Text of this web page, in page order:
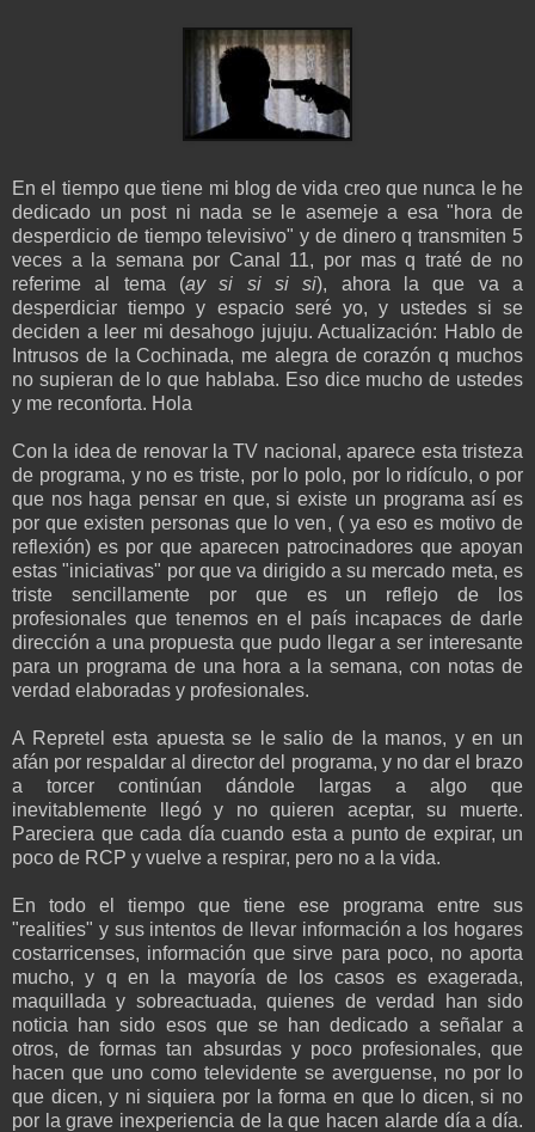
En el tiempo que tiene mi blog de vida creo que nunca le he
dedicado un post ni nada se le asemeje a esa "hora de
desperdicio de tiempo televisivo" y de dinero q transmiten 5
veces a la semana por Canal 11, por mas q traté de no
referime al tema (ay si si si si), ahora la que va a
desperdiciar tiempo y espacio seré yo, y ustedes si se
deciden a leer mi desahogo jujuju. Actualización: Hablo de
Intrusos de la Cochinada, me alegra de corazón q muchos
no supieran de lo que hablaba. Eso dice mucho de ustedes
y me reconforta. Hola
Con la idea de renovar la TV nacional, aparece esta tristeza
de programa, y no es triste, por lo polo, por lo ridículo, o por
que nos haga pensar en que, si existe un programa así es
por que existen personas que lo ven, ( ya eso es motivo de
reflexión) es por que aparecen patrocinadores que apoyan
estas "iniciativas" por que va dirigido a su mercado meta, es
triste sencillamente por que es un reflejo de los
profesionales que tenemos en el país incapaces de darle
dirección a una propuesta que pudo llegar a ser interesante
para un programa de una hora a la semana, con notas de
verdad elaboradas y profesionales.
A Repretel esta apuesta se le salio de la manos, y en un
afán por respaldar al director del programa, y no dar el brazo
a torcer continúan dándole largas a algo que
inevitablemente llegó y no quieren aceptar, su muerte.
Pareciera que cada día cuando esta a punto de expirar, un
poco de RCP y vuelve a respirar, pero no a la vida.
En todo el tiempo que tiene ese programa entre sus
"realities" y sus intentos de llevar información a los hogares
costarricenses, información que sirve para poco, no aporta
mucho, y q en la mayoría de los casos es exagerada,
maquillada y sobreactuada, quienes de verdad han sido
noticia han sido esos que se han dedicado a señalar a
otros, de formas tan absurdas y poco profesionales, que
hacen que uno como televidente se averguense, no por lo
que dicen, y ni siquiera por la forma en que lo dicen, si no
por la grave inexperiencia de la que hacen alarde día a día.